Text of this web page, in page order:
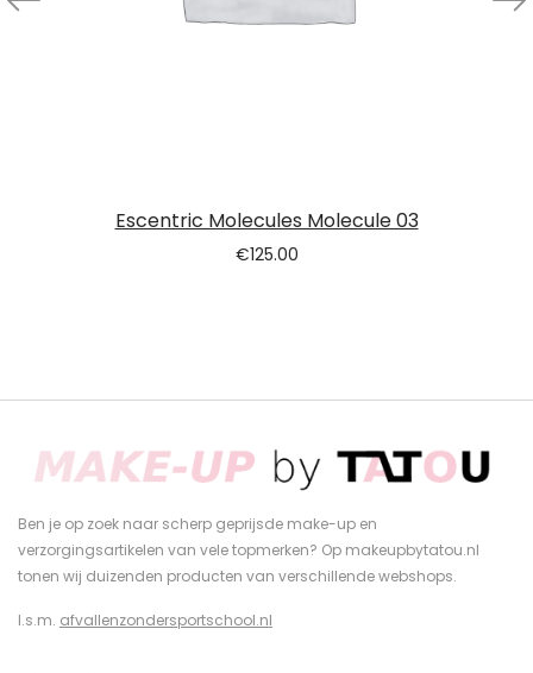
Escentric Molecules Molecule 03
€125.00
Ben je op zoek naar scherp geprijsde make-up en
verzorgingsartikelen van vele topmerken? Op makeupbytatou.nl
tonen wij duizenden producten van verschillende webshops.
I.s.m. afvallenzondersportschool.nl